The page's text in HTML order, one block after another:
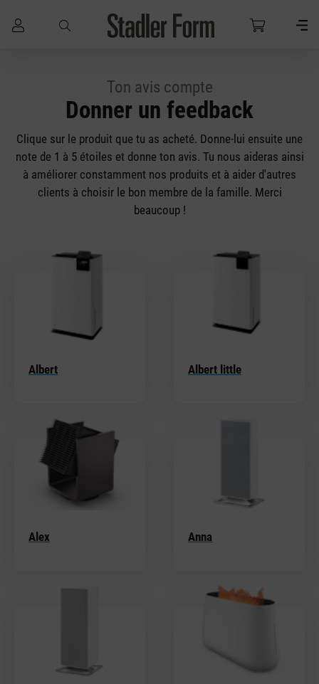
Ton avis compte
Donner un feedback
Clique sur le produit que tu as acheté. Donne-lui ensuite une
note de 1 à 5 étoiles et donne ton avis. Tu nous aideras ainsi
à améliorer constamment nos produits et à aider d'autres
clients à choisir le bon membre de la famille. Merci
beaucoup !
Albert Albert little
Alex Anna